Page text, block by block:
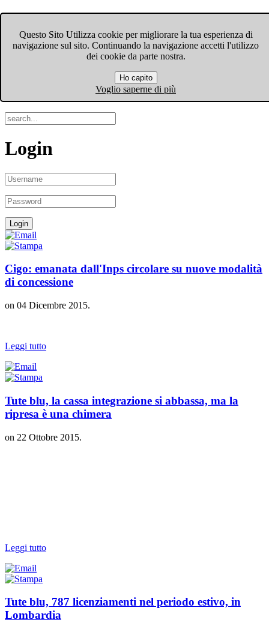
Questo Sito Utilizza cookie per migliorare la tua esperienza di
navigazione sul sito. Continuando la navigazione accetti l'utilizzo
dei cookie da parte nostra.
Ho capito
Voglio saperne di più
Menu
Login
Cigo: emanata dall'Inps circolare su nuove modalità
di concessione
on 04 Dicembre 2015.
Leggi tutto
Tute blu, la cassa integrazione si abbassa, ma la
ripresa è una chimera
on 22 Ottobre 2015.
Leggi tutto
Tute blu, 787 licenziamenti nel periodo estivo, in
Lombardia